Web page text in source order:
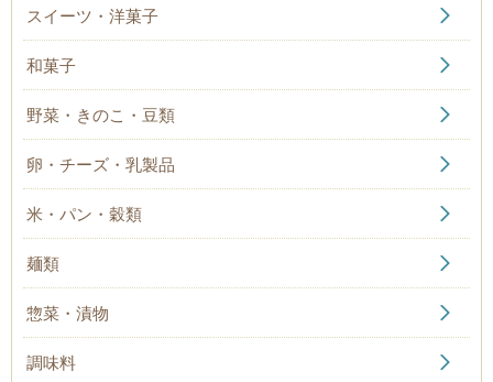
スイーツ・洋菓子
和菓子
野菜・きのこ・豆類
卵・チーズ・乳製品
米・パン・穀類
麺類
惣菜・漬物
調味料